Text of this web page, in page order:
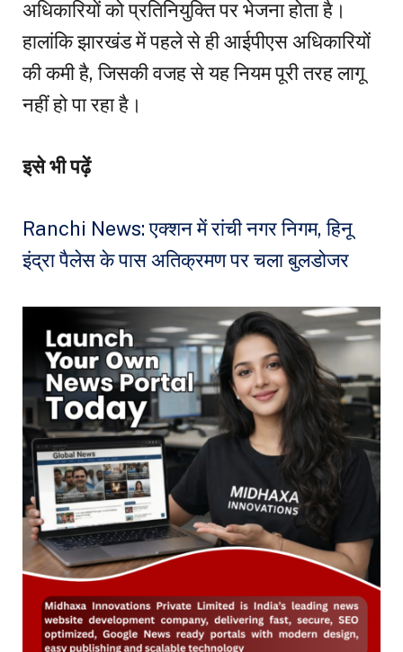
अधिकारियों को प्रतिनियुक्ति पर भेजना होता है।
हालांकि झारखंड में पहले से ही आईपीएस अधिकारियों
की कमी है, जिसकी वजह से यह नियम पूरी तरह लागू
नहीं हो पा रहा है।
इसे भी पढ़ें
Ranchi News: एक्शन में रांची नगर निगम, हिनू
इंद्रा पैलेस के पास अतिक्रमण पर चला बुलडोजर